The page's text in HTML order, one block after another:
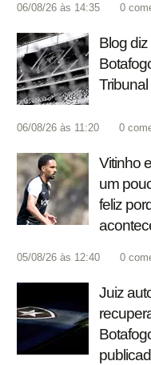
06/08/26 às 14:35 0
Blog
06/08/26 às 11:20 0
Vitinho
um
feliz
05/08/26 às 12:40 0
Juiz